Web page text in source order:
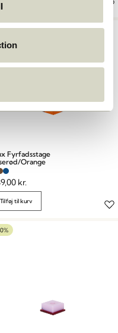
Fyrfadsstage
Orange
kr.
Tilføj til kurv